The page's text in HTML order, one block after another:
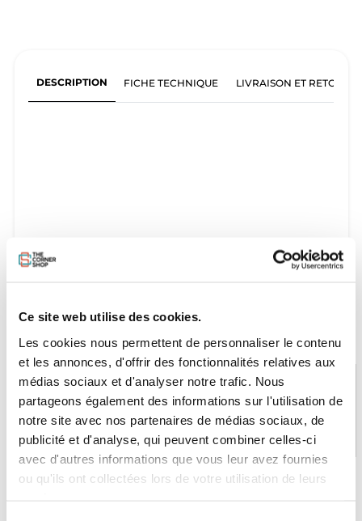
Ce site web utilise des cookies.
Les cookies nous permettent de personnaliser le contenu
et les annonces, d'offrir des fonctionnalités relatives aux
médias sociaux et d'analyser notre trafic. Nous
partageons également des informations sur l'utilisation de
notre site avec nos partenaires de médias sociaux, de
publicité et d'analyse, qui peuvent combiner celles-ci
avec d'autres informations que vous leur avez fournies
ou qu'ils ont collectées lors de votre utilisation de leurs
DESCRIPTION FICHE TECHNIQUE LIVRAISON ET RETOURS
PAIEMENT SÉCURISÉ
CB, VISA, Mastercard, ALMA
STOCK EN TEMPS RÉEL
Plus de 5000 produits en stock